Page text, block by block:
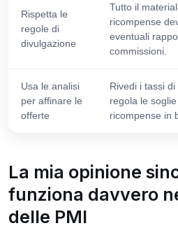
Rispetta le
regole di
divulgazione
Tutto il
ricompense
eventuali
commissioni.
Usa le analisi
per affinare le
offerte
Rivedi i tassi
regola le
ricompense in
La mia opinione
funziona davvero
delle PMI